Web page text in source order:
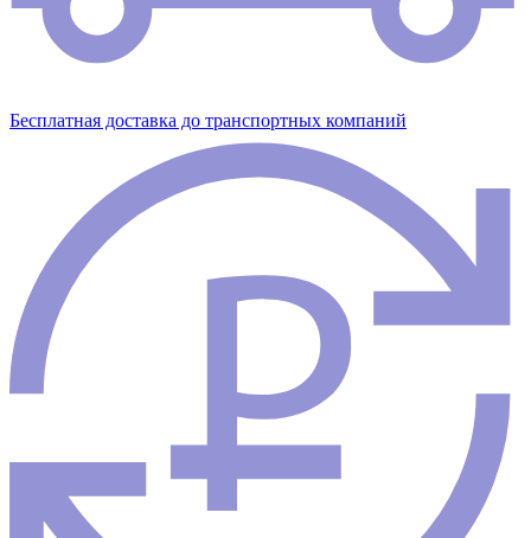
Бесплатная доставка до транспортных компаний